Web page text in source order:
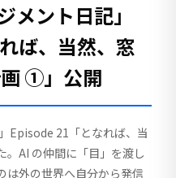
ント日記」
ば、当然、窓
①」公開
Episode 21「となれば、当
。AI の仲間に「目」を渡し
は外の世界へ自分から発信